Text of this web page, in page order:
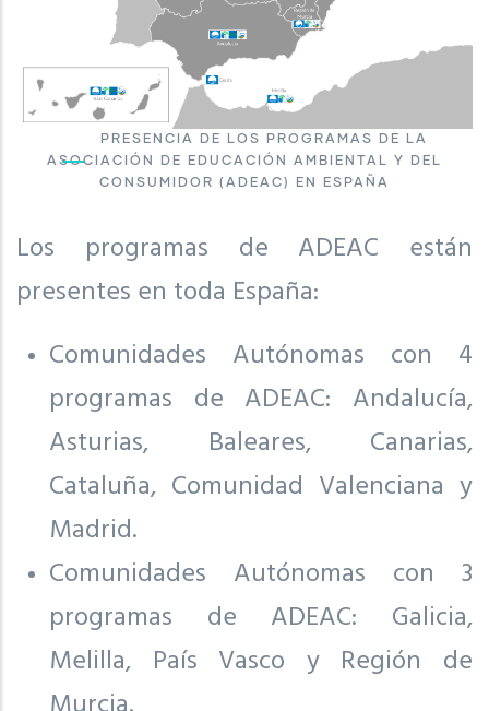
PRESENCIA DE LOS PROGRAMAS DE LA
ASOCIACIÓN DE EDUCACIÓN AMBIENTAL Y DEL
CONSUMIDOR (ADEAC) EN ESPAÑA
Los programas de ADEAC están
presentes en toda España:
Comunidades Autónomas con 4
programas de ADEAC: Andalucía,
Asturias, Baleares, Canarias,
Cataluña, Comunidad Valenciana y
Madrid.
Comunidades Autónomas con 3
programas de ADEAC: Galicia,
Melilla, País Vasco y Región de